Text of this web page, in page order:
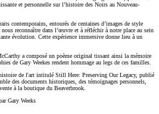
et personnelle sur l’histoire des Noirs au Nouveau-
contemporains, entourés de centaines d’images de style
reconnaître dans l’œuvre et à réfléchir à notre place au sein
évolution. Cette expérience immersive donne lieu à un
a composé un poème original tissant ainsi la mémoire
de Gary Weekes rendent hommage au legs de ces familles.
de l'art intitulé Still Here: Preserving Our Legacy, publié
des documents historiques, des témoignages personnels,
à la boutique du Beaverbrook.
Gary Weeks